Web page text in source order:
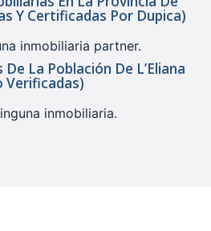
Y Certificadas Por Dupica)
inmobiliaria partner.
La Población De L’Eliana
Verificadas)
inmobiliaria.